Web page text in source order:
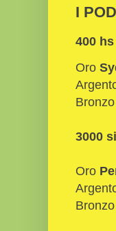
I
400
Oro
3000
Oro